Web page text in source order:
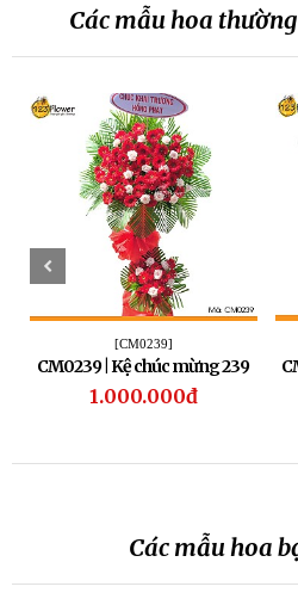
Các mẫu hoa
[CM0239]
CM0239 | Kệ chúc mừng 239
1.000.000đ
Các mẫu hoa